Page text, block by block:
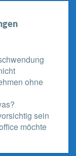
ohne
sein
möchte